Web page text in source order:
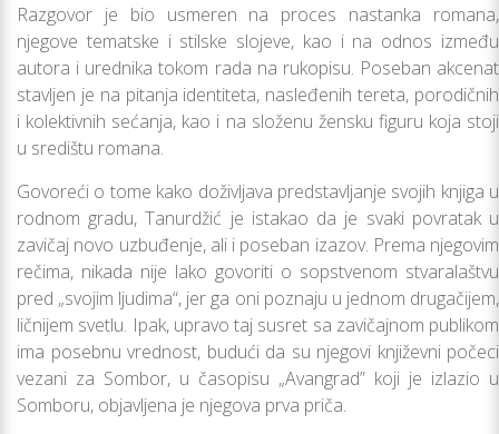
Razgovor je bio usmeren na proces nastanka romana,
njegove tematske i stilske slojeve, kao i na odnos između
autora i urednika tokom rada na rukopisu. Poseban akcenat
stavlјen je na pitanja identiteta, nasleđenih tereta, porodičnih
i kolektivnih sećanja, kao i na složenu žensku figuru koja stoji
u središtu romana.
Govoreći o tome kako doživlјava predstavlјanje svojih knjiga u
rodnom gradu, Tanurdžić je istakao da je svaki povratak u
zavičaj novo uzbuđenje, ali i poseban izazov. Prema njegovim
rečima, nikada nije lako govoriti o sopstvenom stvaralaštvu
pred „svojim lјudima“, jer ga oni poznaju u jednom drugačijem,
ličnijem svetlu. Ipak, upravo taj susret sa zavičajnom publikom
ima posebnu vrednost, budući da su njegovi književni počeci
vezani za Sombor, u časopisu „Avangrad” koji je izlazio u
Somboru, objavlјena je njegova prva priča.